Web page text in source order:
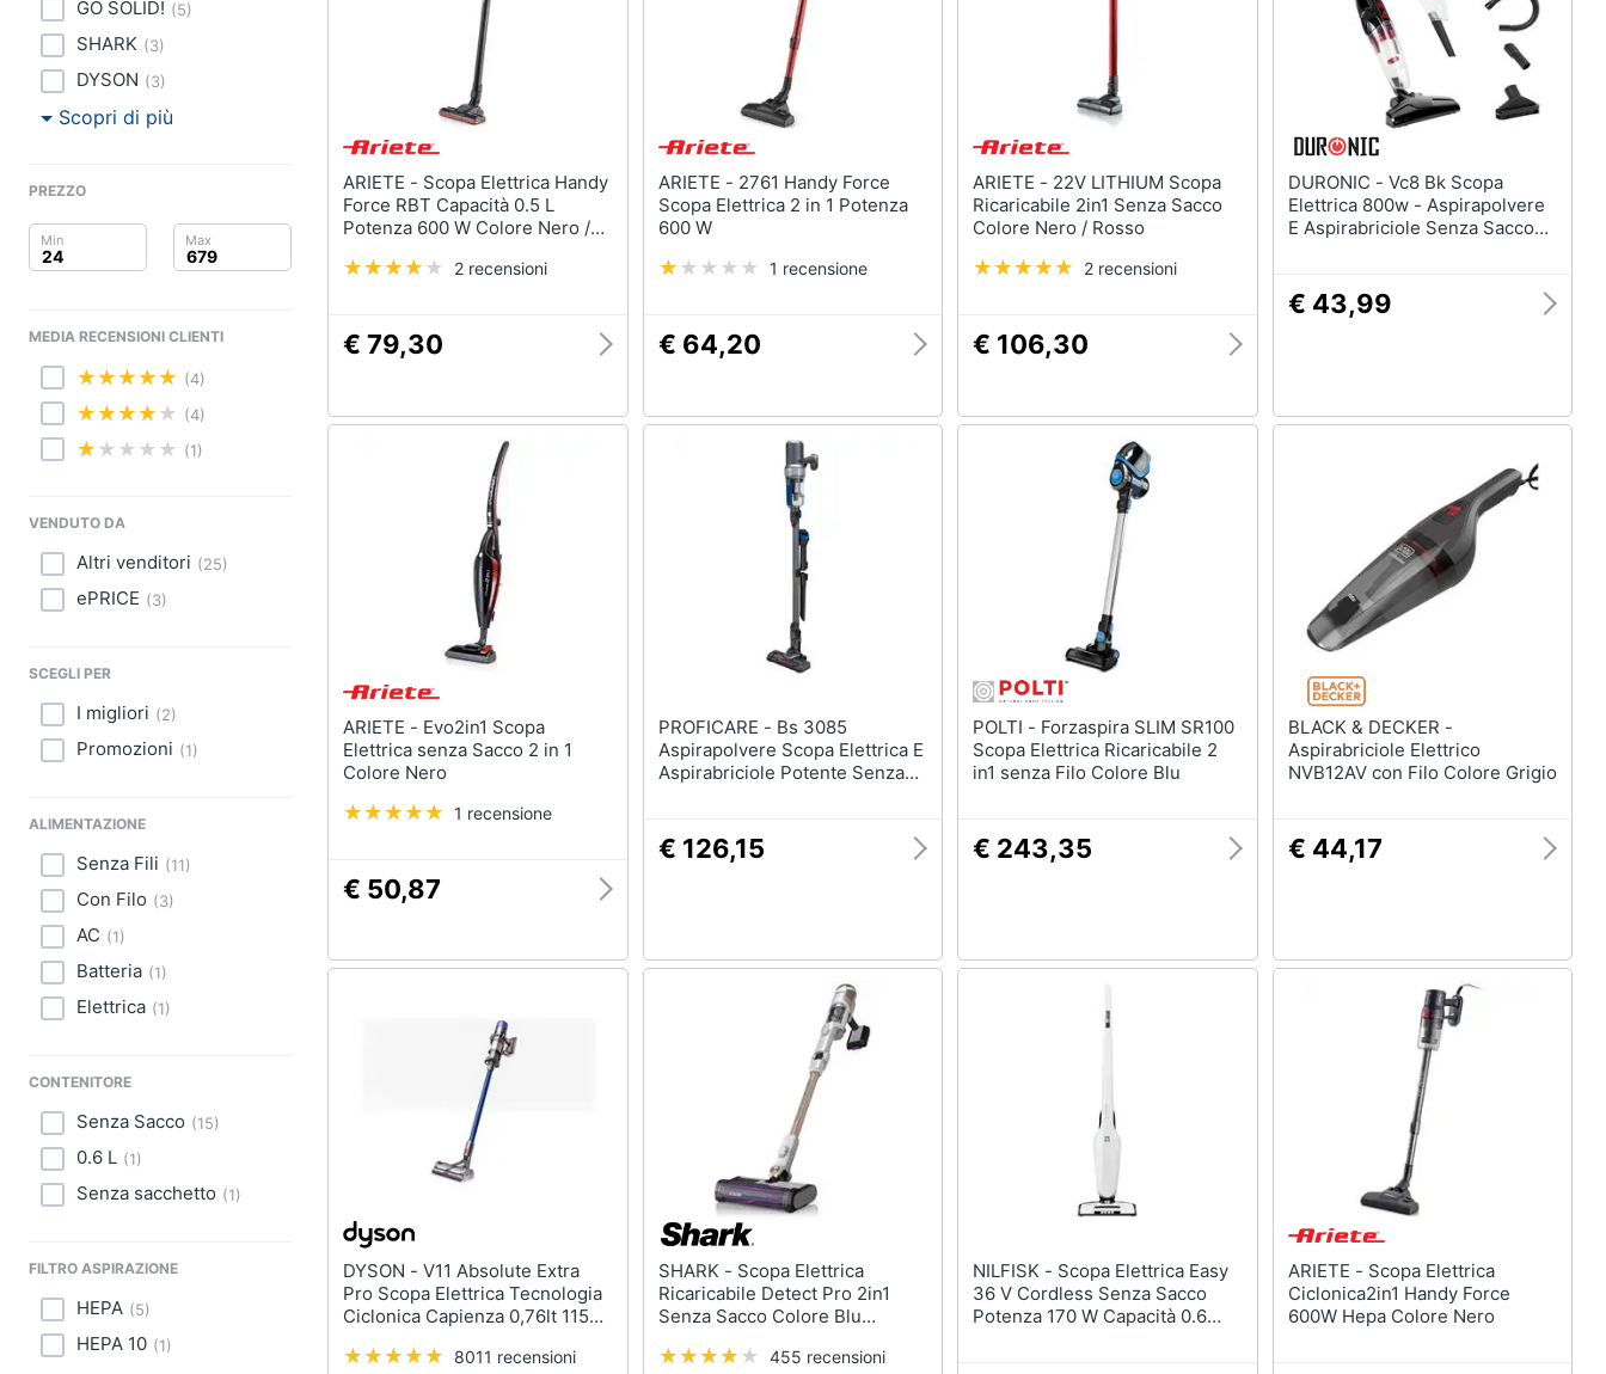
Arredo
Brico e Giardinaggio
Giocattoli
Fotografia
Animali
Libri, cd e dvd
Festività e ricorrenze
Lavastoviglie da Incasso
Frigorifero da incasso
Piano Cottura
Forno da incasso
Vedi tutti
Scopa a vapore
Vedi tutti Vedi tutti
professionali e industriali
Macchine da cucire
professionali
Idropulitrice professionale
Asciugatrice in offerta
GO SOLID! (5)
SHARK (3)
DYSON (3)
Scopri di più
PREZZO
MEDIA RECENSIONI CLIENTI
(4)
(4)
(1)
VENDUTO DA
Altri venditori (25)
ePRICE (3)
SCEGLI PER
I migliori (2)
Promozioni (1)
ALIMENTAZIONE
Senza Fili (11)
Con Filo (3)
AC (1)
Batteria (1)
Elettrica (1)
CONTENITORE
Senza Sacco (15)
0.6 L (1)
Senza sacchetto (1)
FILTRO ASPIRAZIONE
HEPA (5)
HEPA 10 (1)
ARIETE - Scopa Elettrica Handy
Force RBT Capacità 0.5 L
Potenza 600 W Colore Nero /
2 recensioni
€ 79,30
ARIETE - 2761 Handy Force
Scopa Elettrica 2 in 1 Potenza
600 W
1 recensione
€ 64,20
ARIETE - 22V LITHIUM Scopa
Ricaricabile 2in1 Senza Sacco
Colore Nero / Rosso
2 recensioni
€ 106,30
DURONIC - Vc8 Bk Scopa
Elettrica 800w - Aspirapolvere
E Aspirabriciole Senza Sacco
Casa
€ 43,99
ARIETE - Evo2in1 Scopa
Elettrica senza Sacco 2 in 1
Colore Nero
1 recensione
€ 50,87
PROFICARE - Bs 3085
Aspirapolvere Scopa Elettrica E
Aspirabriciole Potente Senza
€ 126,15
POLTI - Forzaspira SLIM SR100
Scopa Elettrica Ricaricabile 2
in1 senza Filo Colore Blu
€ 243,35
BLACK & DECKER -
Aspirabriciole Elettrico
NVB12AV con Filo Colore Grigio
€ 44,17
DYSON - V11 Absolute Extra
Pro Scopa Elettrica Tecnologia
Ciclonica Capienza 0,76lt 115
8011 recensioni
SHARK - Scopa Elettrica
Ricaricabile Detect Pro 2in1
Senza Sacco Colore Blu
455 recensioni
NILFISK - Scopa Elettrica Easy
36 V Cordless Senza Sacco
Potenza 170 W Capacità 0.6
ARIETE - Scopa Elettrica
Ciclonica2in1 Handy Force
600W Hepa Colore Nero